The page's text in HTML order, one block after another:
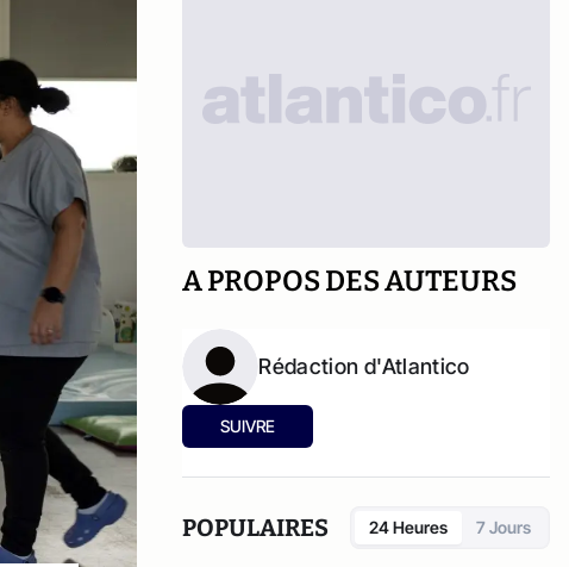
A PROPOS DES AUTEURS
Rédaction d'Atlantico
SUIVRE
POPULAIRES 24 Heures 7 Jours